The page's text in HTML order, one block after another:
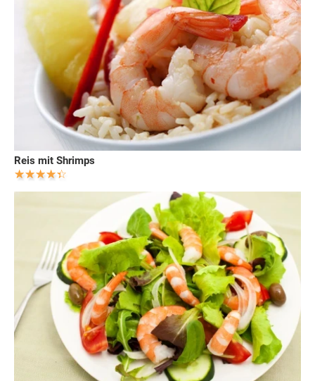
Reis mit Shrimps